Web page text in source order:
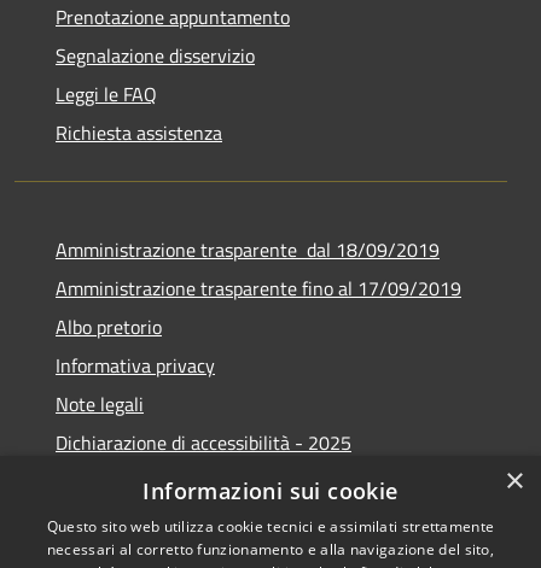
Prenotazione appuntamento
Segnalazione disservizio
Leggi le FAQ
Richiesta assistenza
Amministrazione trasparente dal 18/09/2019
Amministrazione trasparente fino al 17/09/2019
Albo pretorio
Informativa privacy
Note legali
Dichiarazione di accessibilità - 2025
Obiettivi di accessibilità - 2025
×
Informazioni sui cookie
Questo sito web utilizza cookie tecnici e assimilati strettamente
necessari al corretto funzionamento e alla navigazione del sito,